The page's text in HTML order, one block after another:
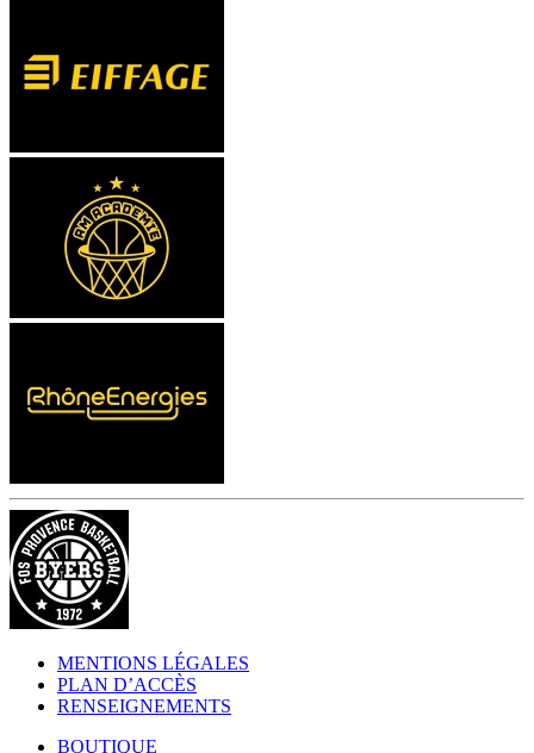
MENTIONS LÉGALES
PLAN D’ACCÈS
RENSEIGNEMENTS
BOUTIQUE